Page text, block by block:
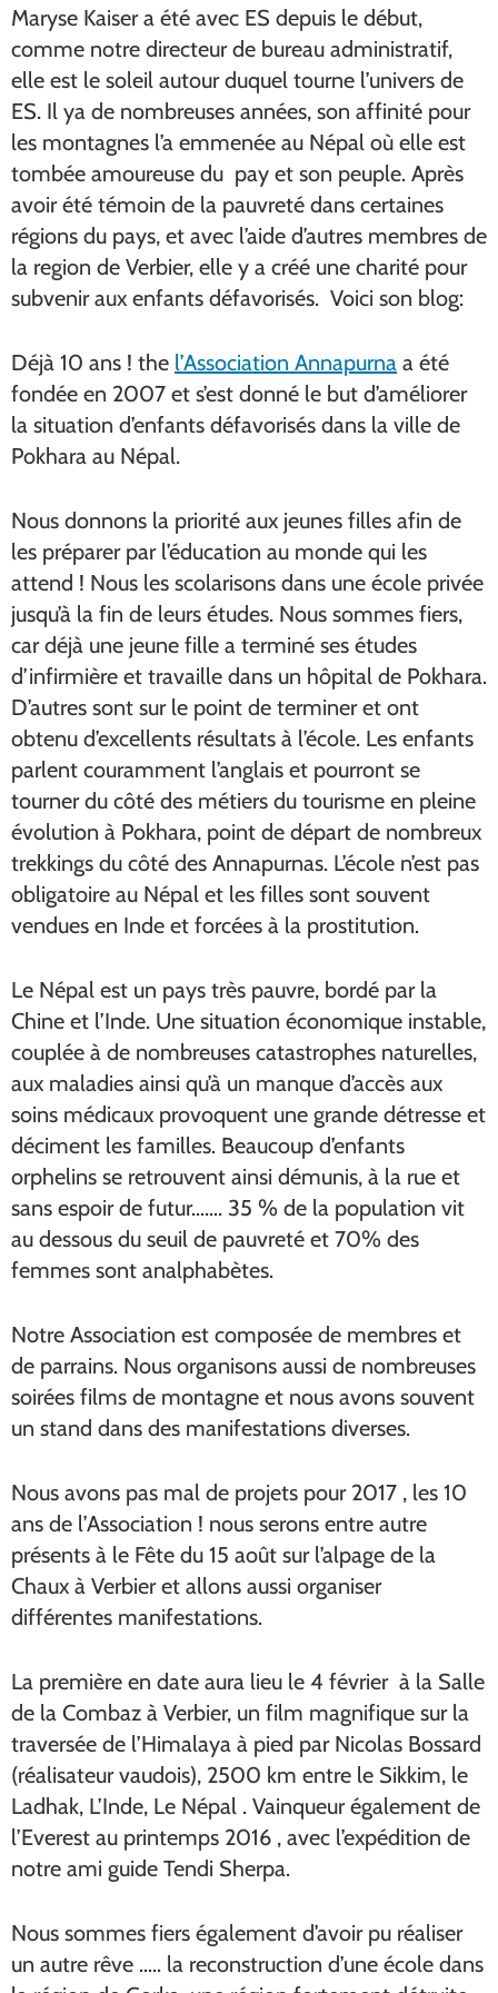
Maryse Kaiser a été avec ES depuis le début,
comme notre directeur de bureau administratif,
elle est le soleil autour duquel tourne l’univers de
ES. Il ya de nombreuses années, son affinité pour
les montagnes l’a emmenée au Népal où elle est
tombée amoureuse du pay et son peuple. Après
avoir été témoin de la pauvreté dans certaines
régions du pays, et avec l’aide d’autres membres de
la region de Verbier, elle y a créé une charité pour
subvenir aux enfants défavorisés. Voici son blog:
Déjà 10 ans ! the l’Association Annapurna a été
fondée en 2007 et s’est donné le but d’améliorer
la situation d’enfants défavorisés dans la ville de
Pokhara au Népal.
Nous donnons la priorité aux jeunes filles afin de
les préparer par l’éducation au monde qui les
attend ! Nous les scolarisons dans une école privée
jusqu’à la fin de leurs études. Nous sommes fiers,
car déjà une jeune fille a terminé ses études
d’infirmière et travaille dans un hôpital de Pokhara.
D’autres sont sur le point de terminer et ont
obtenu d’excellents résultats à l’école. Les enfants
parlent couramment l’anglais et pourront se
tourner du côté des métiers du tourisme en pleine
évolution à Pokhara, point de départ de nombreux
trekkings du côté des Annapurnas. L’école n’est pas
obligatoire au Népal et les filles sont souvent
vendues en Inde et forcées à la prostitution.
Le Népal est un pays très pauvre, bordé par la
Chine et l’Inde. Une situation économique instable,
couplée à de nombreuses catastrophes naturelles,
aux maladies ainsi qu’à un manque d’accès aux
soins médicaux provoquent une grande détresse et
déciment les familles. Beaucoup d’enfants
orphelins se retrouvent ainsi démunis, à la rue et
sans espoir de futur……. 35 % de la population vit
au dessous du seuil de pauvreté et 70% des
femmes sont analphabètes.
Notre Association est composée de membres et
de parrains. Nous organisons aussi de nombreuses
soirées films de montagne et nous avons souvent
un stand dans des manifestations diverses.
Nous avons pas mal de projets pour 2017 , les 10
ans de l’Association ! nous serons entre autre
présents à le Fête du 15 août sur l’alpage de la
Chaux à Verbier et allons aussi organiser
différentes manifestations.
La première en date aura lieu le 4 février à la Salle
de la Combaz à Verbier, un film magnifique sur la
traversée de l’Himalaya à pied par Nicolas Bossard
(réalisateur vaudois), 2500 km entre le Sikkim, le
Ladhak, L’Inde, Le Népal . Vainqueur également de
l’Everest au printemps 2016 , avec l’expédition de
notre ami guide Tendi Sherpa.
Nous sommes fiers également d’avoir pu réaliser
un autre rêve ….. la reconstruction d’une école dans